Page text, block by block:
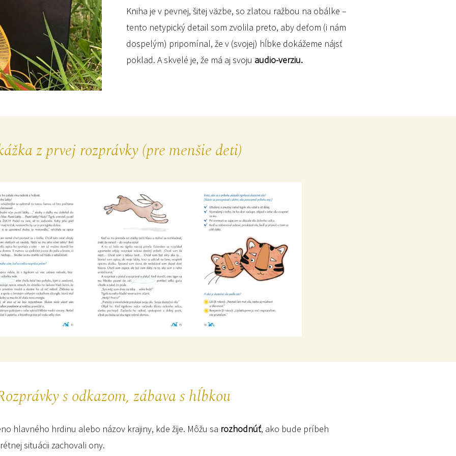
Kniha je v pevnej, šitej väzbe, so zlatou ražbou na obálke –
tento netypický detail som zvolila preto, aby deťom (i nám
dospelým) pripomínal, že v (svojej) hĺbke dokážeme nájsť
poklad. A skvelé je, že má aj svoju audio-verziu.
z prvej rozprávky (pre menšie deti)
s odkazom, zábava s hĺbkou
hlavného hrdinu alebo názov krajiny, kde žije. Môžu sa rozhodnúť, ako bude príbeh
situácii zachovali ony.